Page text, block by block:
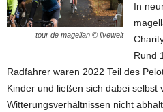
tour de magellan © livewelt
In
Rund
Radfahrer waren 2022 Teil des
Kinder und ließen sich dabei selbst
Witterungsverhältnissen nicht